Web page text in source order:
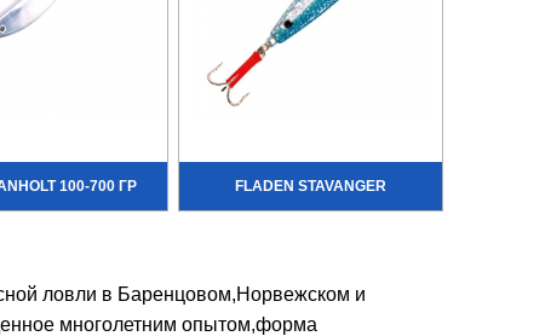
100-700 ГР FLADEN STAVANGER
ловли в Баренцовом,Норвежском и
многолетним опытом,форма